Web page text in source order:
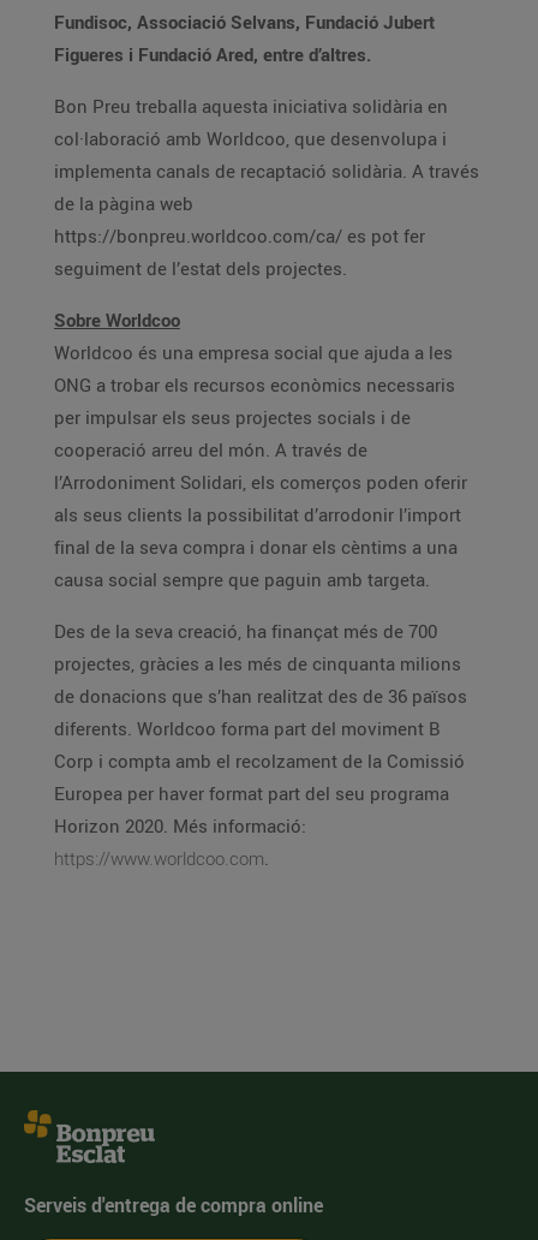
Fundisoc, Associació Selvans, Fundació Jubert
Figueres i Fundació Ared, entre d’altres.
Bon Preu treballa aquesta iniciativa solidària en
col·laboració amb Worldcoo, que desenvolupa i
implementa canals de recaptació solidària. A través
de la pàgina web
https://bonpreu.worldcoo.com/ca/ es pot fer
seguiment de l’estat dels projectes.
Sobre Worldcoo
Worldcoo és una empresa social que ajuda a les
ONG a trobar els recursos econòmics necessaris
per impulsar els seus projectes socials i de
cooperació arreu del món. A través de
l’Arrodoniment Solidari, els comerços poden oferir
als seus clients la possibilitat d’arrodonir l’import
final de la seva compra i donar els cèntims a una
causa social sempre que paguin amb targeta.
Des de la seva creació, ha finançat més de 700
projectes, gràcies a les més de cinquanta milions
de donacions que s’han realitzat des de 36 països
diferents. Worldcoo forma part del moviment B
Corp i compta amb el recolzament de la Comissió
Europea per haver format part del seu programa
Horizon 2020. Més informació:
https://www.worldcoo.com.
Serveis d'entrega de compra online